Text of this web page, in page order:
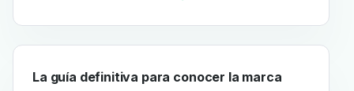
La guía definitiva para conocer la marca